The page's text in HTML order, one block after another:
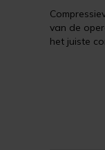
van de
het juiste